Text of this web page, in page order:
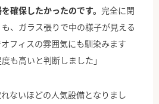
確保したかったのです。 完全に閉
、ガラス張りで中の様子が見える
フィスの雰囲気にも馴染みます
も高いと判断しました」
ないほどの人気設備となりまし